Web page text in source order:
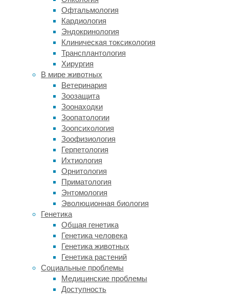
Офтальмология
Кардиология
Эндокринология
Клиническая токсикология
Трансплантология
Хирургия
В мире животных
Ветеринария
Зоозащита
Зоонаходки
Зоопатологии
Зоопсихология
Зоофизиология
Герпетология
Ихтиология
Орнитология
Приматология
Энтомология
Эволюционная биология
Генетика
Общая генетика
Генетика человека
Генетика животных
Генетика растений
Социальные проблемы
Медицинские проблемы
Доступность
Один
самых
известных
примеров
здесь
–
астма.
Аллерген,
которым
может
быть
обычная
пыль,
пыльца
растений,
частички
животной
шерсти,
вызывают
воспаление
спазм
легочных
бронхов.